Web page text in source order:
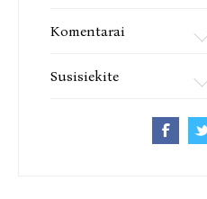
Komentarai
Susisiekite